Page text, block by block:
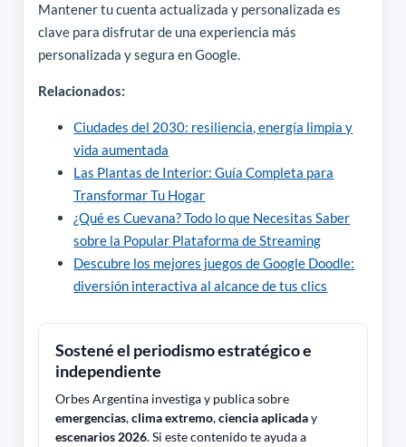
Mantener tu cuenta actualizada y personalizada es
clave para disfrutar de una experiencia más
personalizada y segura en Google.
Relacionados:
Ciudades del 2030: resiliencia, energía limpia y
vida aumentada
Las Plantas de Interior: Guía Completa para
Transformar Tu Hogar
¿Qué es Cuevana? Todo lo que Necesitas Saber
sobre la Popular Plataforma de Streaming
Descubre los mejores juegos de Google Doodle:
diversión interactiva al alcance de tus clics
Sostené el periodismo estratégico e
independiente
Orbes Argentina investiga y publica sobre
emergencias,clima extremo,ciencia aplicaday
escenarios 2026. Si este contenido te ayuda a